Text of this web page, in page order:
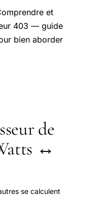
et
403 — guide
bien aborder
de
↔
se calculent